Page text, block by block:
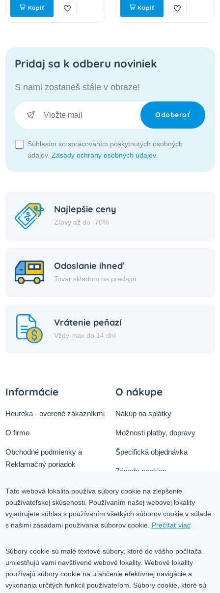
Kúpiť Kúpiť
Pridaj sa k odberu noviniek
S nami zostaneš stále v obraze!
Odoberať
Súhlasím so spracovaním poskytnutých osobných
údajov. Zásady ochrany osobných údajov.
Najlepšie ceny
Zľavy až do -70%
Odoslanie ihneď
Tovar skladom na predajni
Vrátenie peňazí
Vždy max do 14 dní
Informácie
Heureka - overené zákazníkmi
O firme
Obchodné podmienky a
Reklamačný poriadok
Služby
Kontakt
O nákupe
Nákup na splátky
Možnosti platby, dopravy
Špecifická objednávka
Zásady cookies
Ochrana osobných údajov
Blog
Kontakt
Volgogradská 9, 08001 Prešov
0917 353 303
Táto webová lokalita používa súbory cookie na zlepšenie
používateľskej skúsenosti. Používaním našej webovej lokality
vyjadrujete súhlas s používaním všetkých súborov cookie v súlade
s našimi zásadami používania súborov cookie. Prečítať viac
Súbory cookie sú malé textové súbory, ktoré do vášho počítača
umiestňujú vami navštívené webové lokality. Webové lokality
používajú súbory cookie na uľahčenie efektívnej navigácie a
vykonania určitých funkcií používateľom. Súbory cookie, ktoré sú